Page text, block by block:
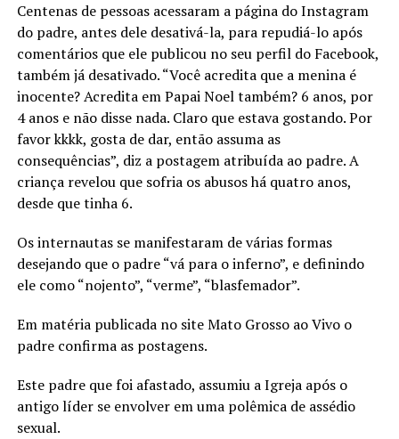
Centenas de pessoas acessaram a página do Instagram
do padre, antes dele desativá-la, para repudiá-lo após
comentários que ele publicou no seu perfil do Facebook,
também já desativado. “Você acredita que a menina é
inocente? Acredita em Papai Noel também? 6 anos, por
4 anos e não disse nada. Claro que estava gostando. Por
favor kkkk, gosta de dar, então assuma as
consequências”, diz a postagem atribuída ao padre. A
criança revelou que sofria os abusos há quatro anos,
desde que tinha 6.
Os internautas se manifestaram de várias formas
desejando que o padre “vá para o inferno”, e definindo
ele como “nojento”, “verme”, “blasfemador”.
Em matéria publicada no site Mato Grosso ao Vivo o
padre confirma as postagens.
Este padre que foi afastado, assumiu a Igreja após o
antigo líder se envolver em uma polêmica de assédio
sexual.